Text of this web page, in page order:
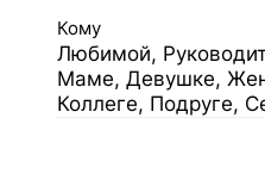
Кому
Любимой,
Маме, Девушке,
Коллеге, Подруге,